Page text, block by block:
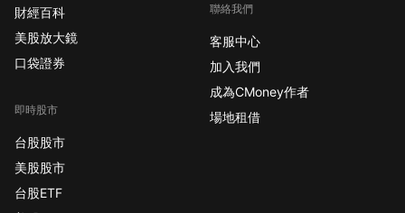
財經百科
美股放大鏡
口袋證券
即時股市
台股股市
美股股市
台股ETF
聯絡我們
客服中心
加入我們
成為CMoney作者
場地租借